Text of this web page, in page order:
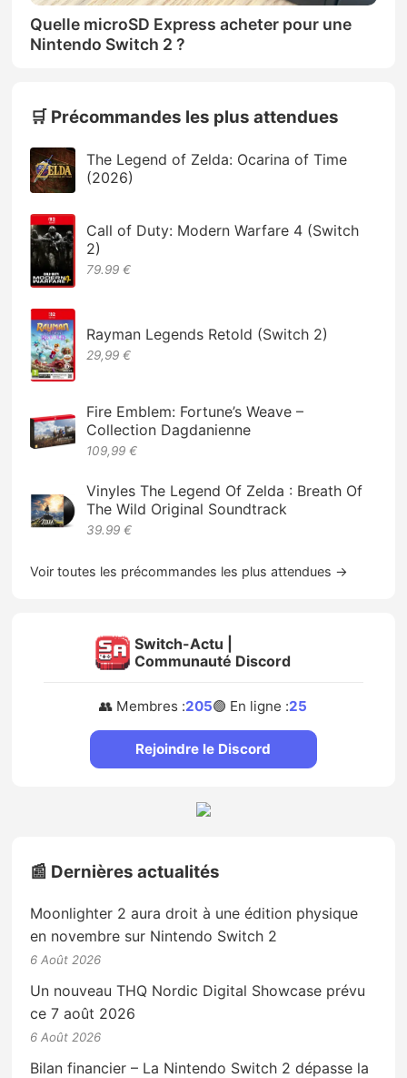
Quelle microSD Express acheter pour une
Nintendo Switch 2 ?
🛒 Précommandes les plus attendues
The Legend of Zelda: Ocarina of Time
(2026)
Call of Duty: Modern Warfare 4 (Switch
2)
79.99 €
Rayman Legends Retold (Switch 2)
29,99 €
Fire Emblem: Fortune’s Weave –
Collection Dagdanienne
109,99 €
Vinyles The Legend Of Zelda : Breath Of
The Wild Original Soundtrack
39.99 €
Voir toutes les précommandes les plus attendues →
Switch-Actu |
Communauté Discord
👥 Membres :205🟢 En ligne :25
Rejoindre le Discord
📰 Dernières actualités
Moonlighter 2 aura droit à une édition physique
en novembre sur Nintendo Switch 2
6 Août 2026
Un nouveau THQ Nordic Digital Showcase prévu
ce 7 août 2026
6 Août 2026
Bilan financier – La Nintendo Switch 2 dépasse la